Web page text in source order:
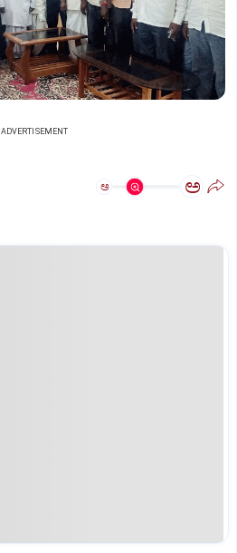
ADVERTISEMENT
ಅ ಅ